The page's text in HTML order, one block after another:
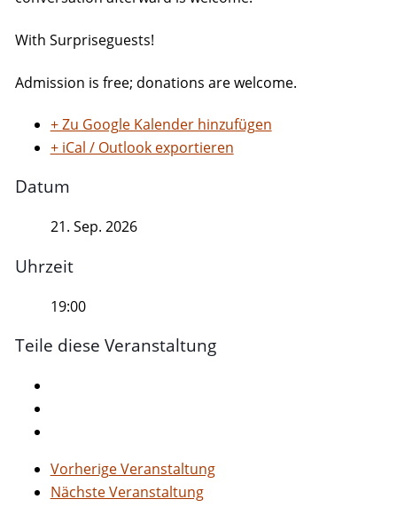
With Surpriseguests!
Admission is free; donations are welcome.
+ Zu Google Kalender hinzufügen
+ iCal / Outlook exportieren
Datum
21. Sep. 2026
Uhrzeit
19:00
Teile diese Veranstaltung
Vorherige Veranstaltung
Nächste Veranstaltung